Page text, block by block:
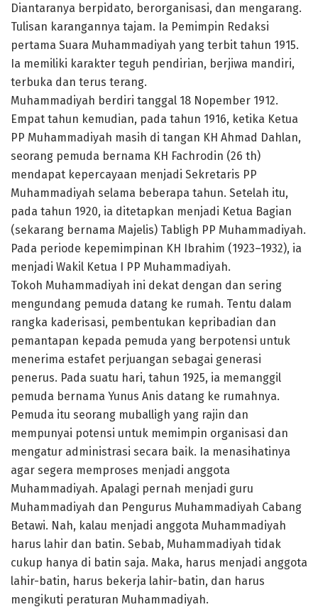
Diantaranya berpidato, berorganisasi, dan mengarang.
Tulisan karangannya tajam. Ia Pemimpin Redaksi
pertama Suara Muhammadiyah yang terbit tahun 1915.
Ia memiliki karakter teguh pendirian, berjiwa mandiri,
terbuka dan terus terang.
Muhammadiyah berdiri tanggal 18 Nopember 1912.
Empat tahun kemudian, pada tahun 1916, ketika Ketua
PP Muhammadiyah masih di tangan KH Ahmad Dahlan,
seorang pemuda bernama KH Fachrodin (26 th)
mendapat kepercayaan menjadi Sekretaris PP
Muhammadiyah selama beberapa tahun. Setelah itu,
pada tahun 1920, ia ditetapkan menjadi Ketua Bagian
(sekarang bernama Majelis) Tabligh PP Muhammadiyah.
Pada periode kepemimpinan KH Ibrahim (1923–1932), ia
menjadi Wakil Ketua I PP Muhammadiyah.
Tokoh Muhammadiyah ini dekat dengan dan sering
mengundang pemuda datang ke rumah. Tentu dalam
rangka kaderisasi, pembentukan kepribadian dan
pemantapan kepada pemuda yang berpotensi untuk
menerima estafet perjuangan sebagai generasi
penerus. Pada suatu hari, tahun 1925, ia memanggil
pemuda bernama Yunus Anis datang ke rumahnya.
Pemuda itu seorang muballigh yang rajin dan
mempunyai potensi untuk memimpin organisasi dan
mengatur administrasi secara baik. Ia menasihatinya
agar segera memproses menjadi anggota
Muhammadiyah. Apalagi pernah menjadi guru
Muhammadiyah dan Pengurus Muhammadiyah Cabang
Betawi. Nah, kalau menjadi anggota Muhammadiyah
harus lahir dan batin. Sebab, Muhammadiyah tidak
cukup hanya di batin saja. Maka, harus menjadi anggota
lahir-batin, harus bekerja lahir-batin, dan harus
mengikuti peraturan Muhammadiyah.